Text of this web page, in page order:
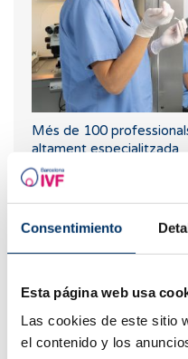
Consentimiento
Esta página web usa
Las cookies de este sitio
el contenido y los
Més de 100
altament especialitzada